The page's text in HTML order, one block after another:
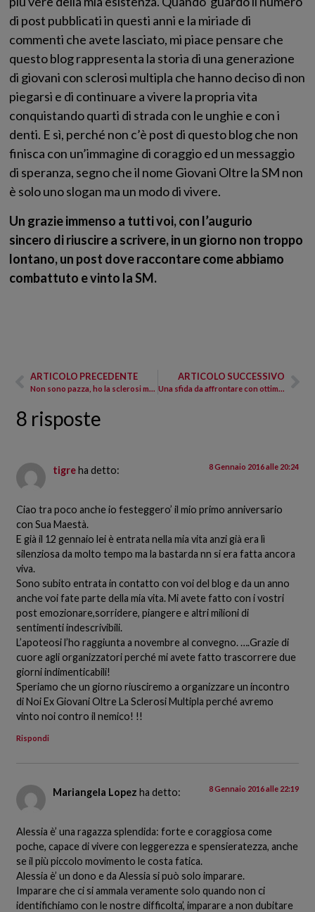
di post pubblicati in questi anni e la miriade di
commenti che avete lasciato, mi piace pensare che
questo blog rappresenta la storia di una generazione
di giovani con sclerosi multipla che hanno deciso di non
piegarsi e di continuare a vivere la propria vita
conquistando quarti di strada con le unghie e con i
denti. E sì, perché non c’è post di questo blog che non
finisca con un’immagine di coraggio ed un messaggio
di speranza, segno che il nome Giovani Oltre la SM non
è solo uno slogan ma un modo di vivere.
Un grazie immenso a tutti voi, con l’augurio
sincero di riuscire a scrivere, in un giorno non troppo
lontano, un post dove raccontare come abbiamo
combattuto e vinto la SM.
ARTICOLO PRECEDENTE
Non sono pazza, ho la sclerosi multipla
ARTICOLO SUCCESSIVO
Una sfida da affrontare con ottimismo
8 risposte
tigre ha detto: 8 Gennaio 2016 alle 20:24
Ciao tra poco anche io festeggero’ il mio primo anniversario
con Sua Maestà.
E già il 12 gennaio lei è entrata nella mia vita anzi già era lì
silenziosa da molto tempo ma la bastarda nn si era fatta ancora
viva.
Sono subito entrata in contatto con voi del blog e da un anno
anche voi fate parte della mia vita. Mi avete fatto con i vostri
post emozionare,sorridere, piangere e altri milioni di
sentimenti indescrivibili.
L’apoteosi l’ho raggiunta a novembre al convegno. ….Grazie di
cuore agli organizzatori perché mi avete fatto trascorrere due
giorni indimenticabili!
Speriamo che un giorno riusciremo a organizzare un incontro
di Noi Ex Giovani Oltre La Sclerosi Multipla perché avremo
vinto noi contro il nemico! !!
Rispondi
Mariangela Lopez ha detto: 8 Gennaio 2016 alle 22:19
Alessia è’ una ragazza splendida: forte e coraggiosa come
poche, capace di vivere con leggerezza e spensieratezza, anche
se il più piccolo movimento le costa fatica.
Alessia è’ un dono e da Alessia si può solo imparare.
Imparare che ci si ammala veramente solo quando non ci
identifichiamo con le nostre difficolta’, imparare a non dubitare